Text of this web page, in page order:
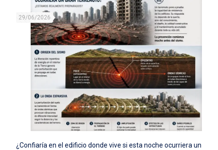
29/06/2026
¿Confiaría en el edificio donde vive si esta noche ocurriera un